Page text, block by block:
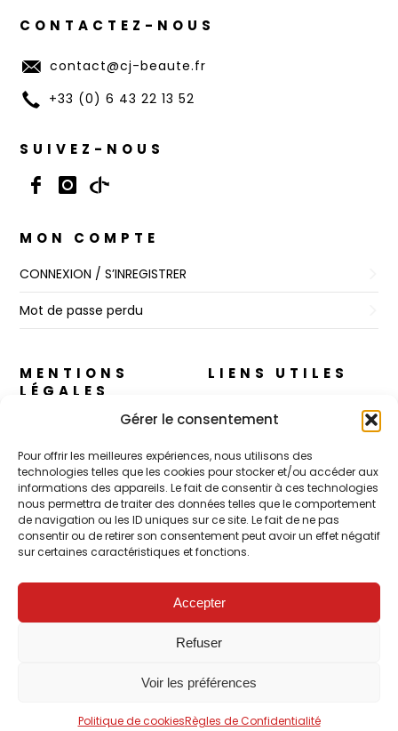
Gérer le consentement
Pour offrir les meilleures expériences, nous utilisons des
technologies telles que les cookies pour stocker et/ou accéder aux
informations des appareils. Le fait de consentir à ces technologies
nous permettra de traiter des données telles que le comportement
de navigation ou les ID uniques sur ce site. Le fait de ne pas
consentir ou de retirer son consentement peut avoir un effet négatif
sur certaines caractéristiques et fonctions.
Accepter
Refuser
Voir les préférences
Politique de cookiesRègles de Confidentialité
CONTACTEZ-NOUS
contact@cj-beaute.fr
+33 (0) 6 43 22 13 52
SUIVEZ-NOUS
MON COMPTE
CONNEXION / S’INREGISTRER
Mot de passe perdu
MENTIONS
LÉGALES
Règles de Confidentialité
CGV
Mentions Légales
Politique de cookies (UE)
LIENS UTILES
CJ Skin – Le Concept
Contact
POUR LES PROS
FORMATION – Udef Academy